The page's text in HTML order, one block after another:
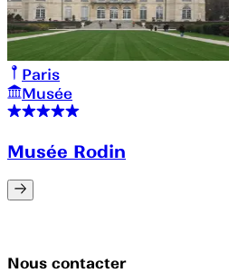
Paris
Musée
Musée Rodin
Nous contacter